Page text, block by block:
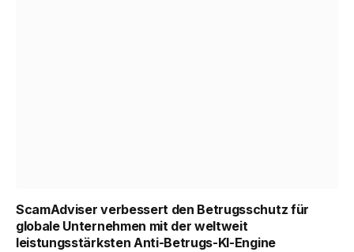
ScamAdviser verbessert den Betrugsschutz für
globale Unternehmen mit der weltweit
leistungsstärksten Anti-Betrugs-KI-Engine